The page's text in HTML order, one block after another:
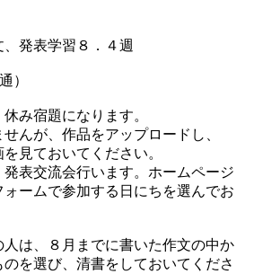
発表学習８．４週
）
み宿題になります。
んが、作品をアップロードし、
見ておいてください。
表交流会行います。ホームページ
ームで参加する日にちを選んでお
は、８月までに書いた作文の中か
のを選び、清書をしておいてくださ